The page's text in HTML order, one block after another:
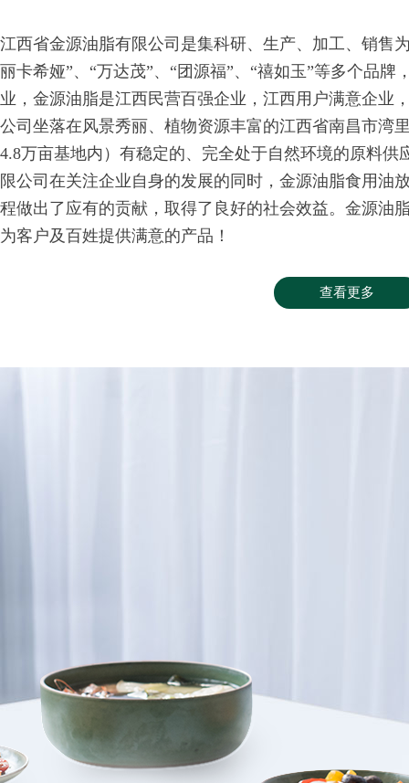
江西省金源油脂有限公司是集科研、生产、加工、销售
丽卡希娅”、“万达茂”、“团源福”、“禧如玉”等多个品
业，金源油脂是江西民营百强企业，江西用户满意企业
公司坐落在风景秀丽、植物资源丰富的江西省南昌市湾
4.8万亩基地内）有稳定的、完全处于自然环境的原料
限公司在关注企业自身的发展的同时，金源油脂食用油
程做出了应有的贡献，取得了良好的社会效益。金源油
为客户及百姓提供满意的产品！
查看更多